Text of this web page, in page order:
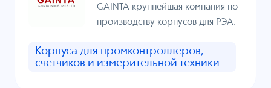
GAINTA крупнейшая компания по
производству корпусов для РЭА.
Корпуса для промконтроллеров,
счетчиков и измерительной техники